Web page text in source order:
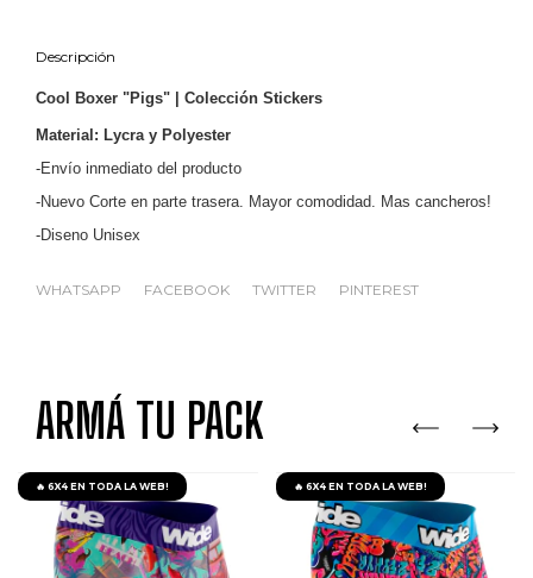
Descripción
Cool Boxer "Pigs" | Colección Stickers
Material: Lycra y Polyester
-Envío inmediato del producto
-Nuevo Corte en parte trasera. Mayor comodidad. Mas cancheros!
-Diseno Unisex
WHATSAPP FACEBOOK TWITTER PINTEREST
ARMÁ TU PACK
🔥 6X4 EN TODA LA WEB! 🔥 6X4 EN TODA LA WEB!